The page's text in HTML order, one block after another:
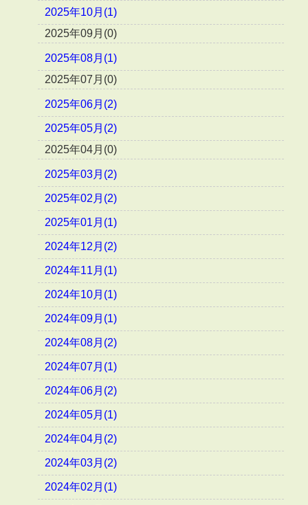
2025年10月(1)
2025年09月(0)
2025年08月(1)
2025年07月(0)
2025年06月(2)
2025年05月(2)
2025年04月(0)
2025年03月(2)
2025年02月(2)
2025年01月(1)
2024年12月(2)
2024年11月(1)
2024年10月(1)
2024年09月(1)
2024年08月(2)
2024年07月(1)
2024年06月(2)
2024年05月(1)
2024年04月(2)
2024年03月(2)
2024年02月(1)